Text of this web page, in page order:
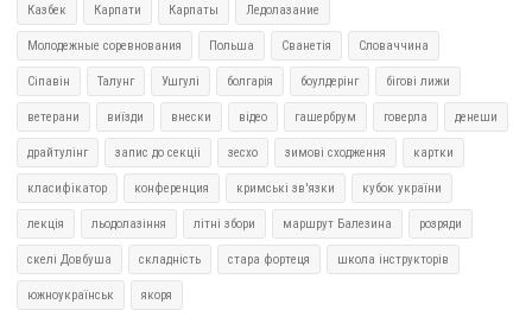
Казбек Карпати Карпаты Ледолазание
Молодежные соревнования Польша Сванетія Словаччина
Сіпавін Талунг Ушгулі болгарія боулдерінг бігові лижи
ветерани виїзди внески відео гашербрум говерла денеши
драйтулінг запис до секціі зесхо зимові сходження картки
класифікатор конференция кримські зв'язки кубок україни
лекція льодолазіння літні збори маршрут Балезина розряди
скелі Довбуша складність стара фортеця школа інструкторів
южноукраїнськ якоря